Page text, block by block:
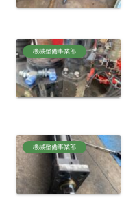
機械整備事業部
機械整備事業部